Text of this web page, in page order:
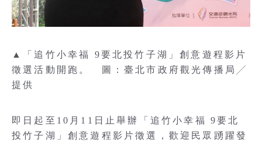
▲「追竹小幸福 9要北投竹子湖」創意遊程影片
徵選活動開跑。 圖：臺北市政府觀光傳播局╱
提供
即日起至10月11日止舉辦「追竹小幸福 9要北
投竹子湖」創意遊程影片徵選，歡迎民眾踴躍發